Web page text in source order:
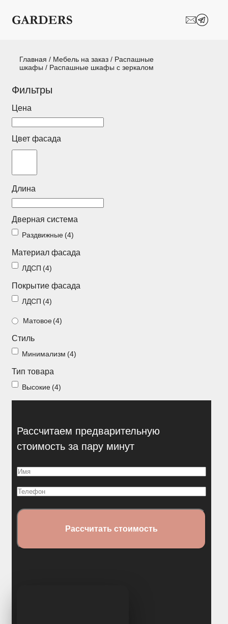
Шкафы-купе
Межкомнатные
Модульные
Стеллажи
Шкафы по
Распашные шкафы
+7 (926) 192-03-75
Доставка
Сотрудничество
Оплата
Каталог
Отзывы
Главная / Мебель на заказ / Распашные
шкафы / Распашные шкафы с зеркалом
Фильтры
Цена
Цвет фасада
Длина
Дверная система
Раздвижные (4)
Материал фасада
ЛДСП (4)
Покрытие фасада
ЛДСП (4)
Матовое(4)
Стиль
Минимализм (4)
Тип товара
Высокие (4)
Рассчитаем предварительную
стоимость за пару минут
Имя
Телефон